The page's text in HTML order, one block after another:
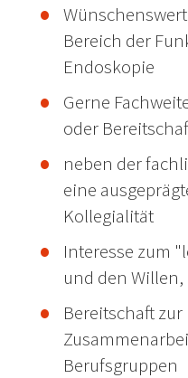
Bereich der
Endoskopie
Gerne
oder
neben der
eine
Kollegialität
Interesse zum
und den
Bereitschaft
Berufsgruppen